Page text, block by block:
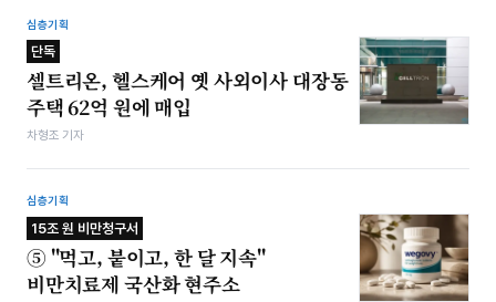
심층기획
단독
셀트리온, 헬스케어 옛 사외이사 대장동
주택 62억 원에 매입
차형조 기자
심층기획
15조 원 비만청구서
⑤ "먹고, 붙이고, 한 달 지속"
비만치료제 국산화 현주소